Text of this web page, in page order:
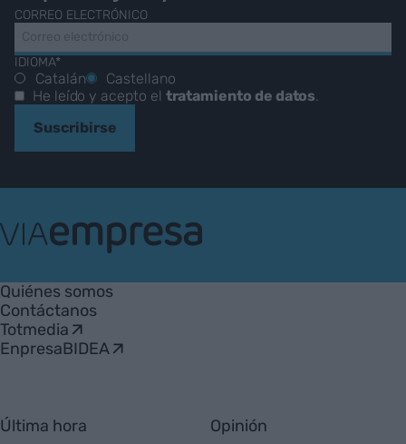
CORREO ELECTRÓNICO
IDIOMA*
Catalán
Castellano
He leído y acepto el tratamiento de datos.
Suscribirse
Empresa
Quiénes somos
Contáctanos
Totmedia
EnpresaBIDEA
Última hora Opinión